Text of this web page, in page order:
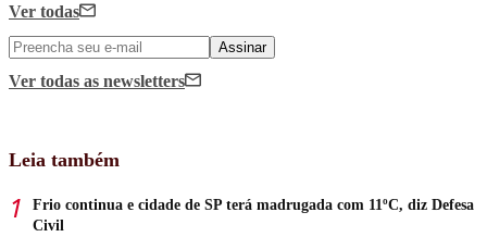
Ver todas
Assinar
Ver todas as newsletters
Leia também
Frio continua e cidade de SP terá madrugada com 11ºC, diz Defesa
Civil